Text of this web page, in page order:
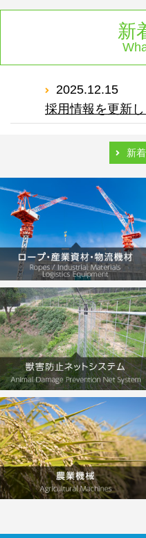
新
2025.12.15
採用情報を更新し
採用情報を更新
2023.07.24
機械器具設置工
2022.03.10
会社情報を更新
2022.02.03
新製品 ハイレル
販売開始しました
新